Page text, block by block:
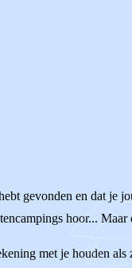
gevonden en dat je
hoor...
met je houden